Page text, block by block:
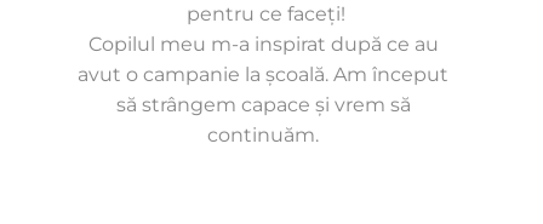
pentru ce faceți!
Copilul meu m-a inspirat după ce au
avut o campanie la școală. Am început
să strângem capace și vrem să
continuăm.